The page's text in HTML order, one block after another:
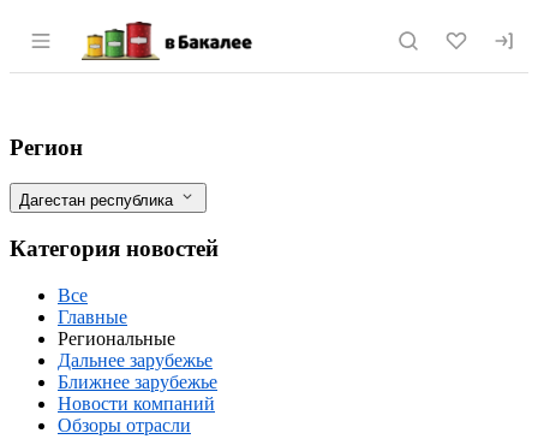
Раздел навигации по сайту vbakalee.ru
Дагестан подписал экспортные
Фильтры
Регион
Дагестан республика
Категория новостей
Все
Главные
Региональные
Дальнее зарубежье
Ближнее зарубежье
Новости компаний
Обзоры отрасли